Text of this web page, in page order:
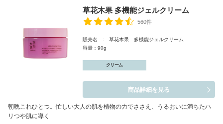
草花木果 多機能ジェルクリーム
560件
販売名 : 草花木果 多機能ジェルクリーム
容量：90g
クリーム
商品詳細を見る
朝晩これひとつ。忙しい大人の肌を植物の力でささえ、うるおいに満ちたハ
リつや肌に導く